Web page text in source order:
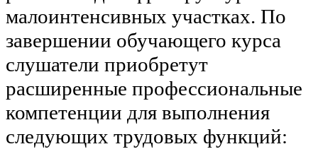
малоинтенсивных участках. По
завершении обучающего курса
слушатели приобретут
расширенные профессиональные
компетенции для выполнения
следующих трудовых функций: